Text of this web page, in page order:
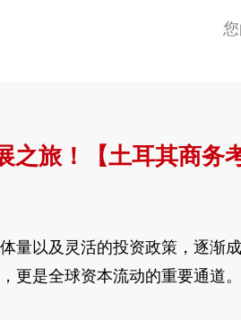
您
旅！【土耳其商务
以及灵活的投资政策，逐渐
更是全球资本流动的重要通道。